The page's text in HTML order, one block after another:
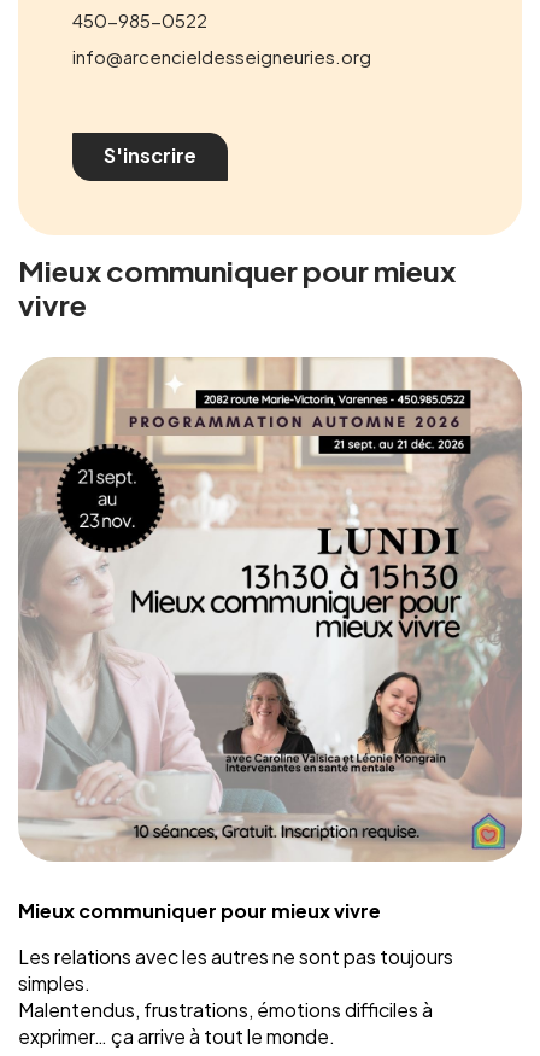
450-985-0522
info@arcencieldesseigneuries.org
S'inscrire
Mieux communiquer pour mieux
vivre
Mieux communiquer pour mieux vivre
Les relations avec les autres ne sont pas toujours
simples.
Malentendus, frustrations, émotions difficiles à
exprimer… ça arrive à tout le monde.